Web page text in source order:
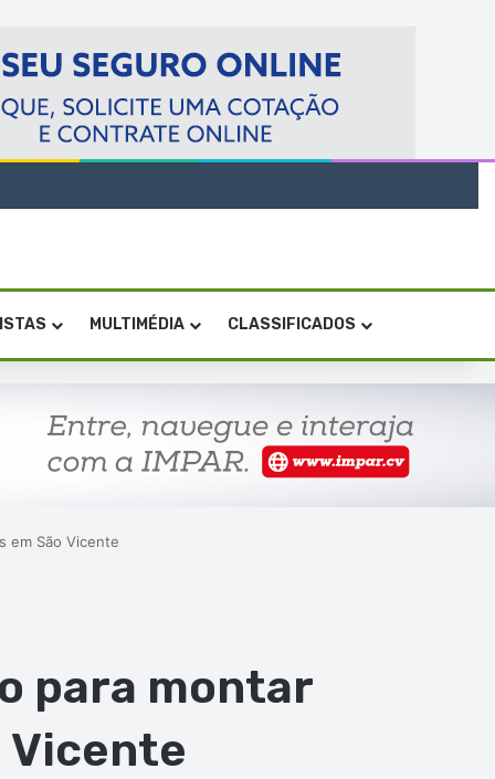
MULTIMÉDIA CLASSIFICADOS
em São Vicente
para montar
Vicente